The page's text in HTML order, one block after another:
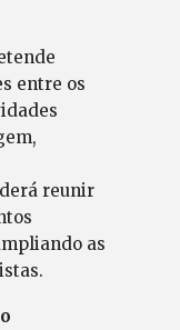
entre os
reunir
as